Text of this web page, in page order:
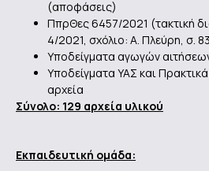
(αποφάσεις)
ΠπρΘες 6457/2021 (τακτική
4/2021, σχόλιο: Α. Πλεύρη, σ.
Υποδείγματα αγωγών
Υποδείγματα ΥΑΣ και
αρχεία
Σύνολο: 129 αρχεία υλικού
Εκπαιδευτική ομάδα: